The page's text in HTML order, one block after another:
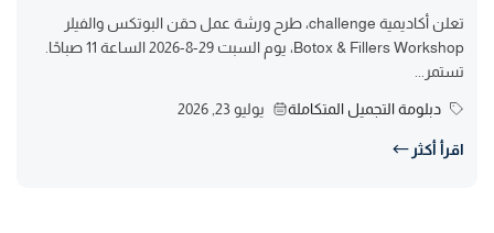
تعلن أكاديمية challenge، طرح ورشة عمل حقن البوتكس والفيلر
Botox & Fillers Workshop، يوم السبت 29-8-2026 الساعة 11 صباحًا.
تستمر...
دبلومة التجميل المتكاملة يوليو 23, 2026
اقرأ أكثر